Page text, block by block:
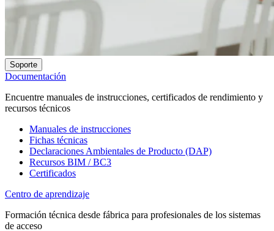
Soporte
Documentación
Encuentre manuales de instrucciones, certificados de rendimiento y
recursos técnicos
Manuales de instrucciones
Fichas técnicas
Declaraciones Ambientales de Producto (DAP)
Recursos BIM / BC3
Certificados
Centro de aprendizaje
Formación técnica desde fábrica para profesionales de los sistemas
de acceso